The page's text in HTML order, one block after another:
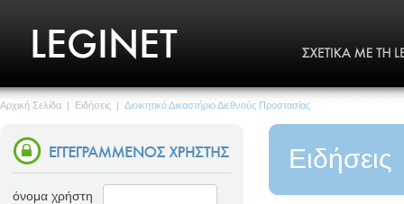
Αρχική Σελίδα | Ειδήσεις | Διοικητικό Δικαστήριο Διεθνούς Προστασίας
όνομα χρήστη
Ειδήσεις